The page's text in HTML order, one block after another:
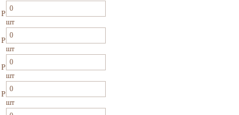
Р
шт
Р
шт
Р
шт
Р
шт